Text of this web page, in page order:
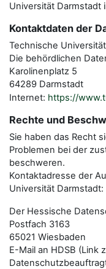
Universität Darmstadt
Kontaktdaten der
Technische
Die behördlichen
Karolinenplatz 5
64289 Darmstadt
Internet: https://
Rechte und
Sie haben das Recht
Problemen bei der
beschweren.
Kontaktadresse der
Universität Darmstadt:
Der Hessische
Postfach 3163
65021 Wiesbaden
E-Mail an HDSB (Link